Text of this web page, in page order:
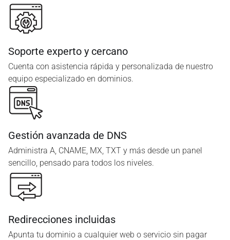
Soporte experto y cercano
Cuenta con asistencia rápida y personalizada de nuestro
equipo especializado en dominios.
Gestión avanzada de DNS
Administra A, CNAME, MX, TXT y más desde un panel
sencillo, pensado para todos los niveles.
Redirecciones incluidas
Apunta tu dominio a cualquier web o servicio sin pagar